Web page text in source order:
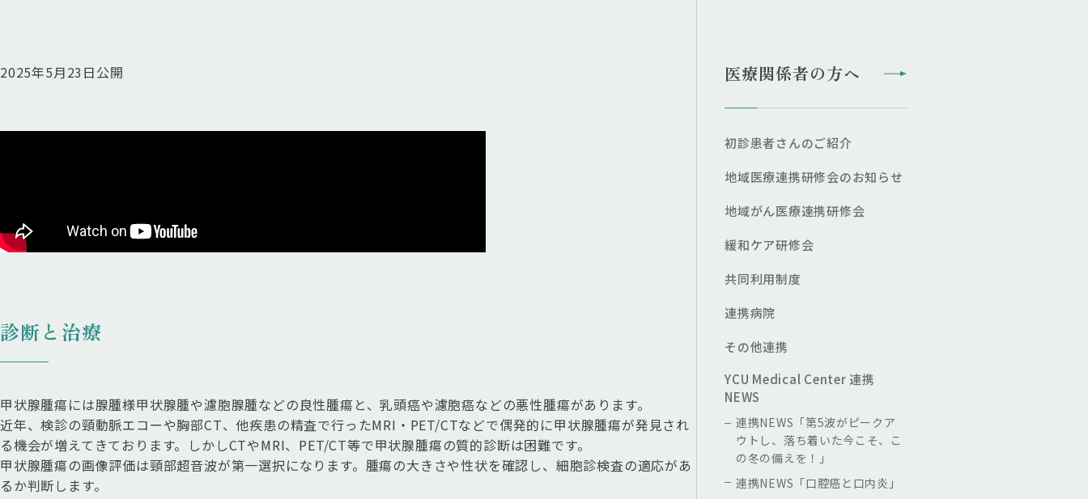
2025年5月23日公開
診断と治療
甲状腺腫瘍には腺腫様甲状腺腫や濾胞腺腫などの良性腫瘍と、乳頭癌や濾胞癌などの悪性腫瘍があります。
近年、検診の頸動脈エコーや胸部CT、他疾患の精査で行ったMRI・PET/CTなどで偶発的に甲状腺腫瘍が発見され
る機会が増えてきております。しかしCTやMRI、PET/CT等で甲状腺腫瘍の質的診断は困難です。
甲状腺腫瘍の画像評価は頸部超音波が第一選択になります。腫瘍の大きさや性状を確認し、細胞診検査の適応があ
るか判断します。
医療関係者の方へ
初診患者さんのご紹介
地域医療連携研修会のお知らせ
地域がん医療連携研修会
緩和ケア研修会
共同利用制度
連携病院
その他連携
YCU Medical Center 連携
NEWS
連携NEWS「第5波がピークア
ウトし、落ち着いた今こそ、こ
の冬の備えを！」
連携NEWS「口腔癌と口内炎」